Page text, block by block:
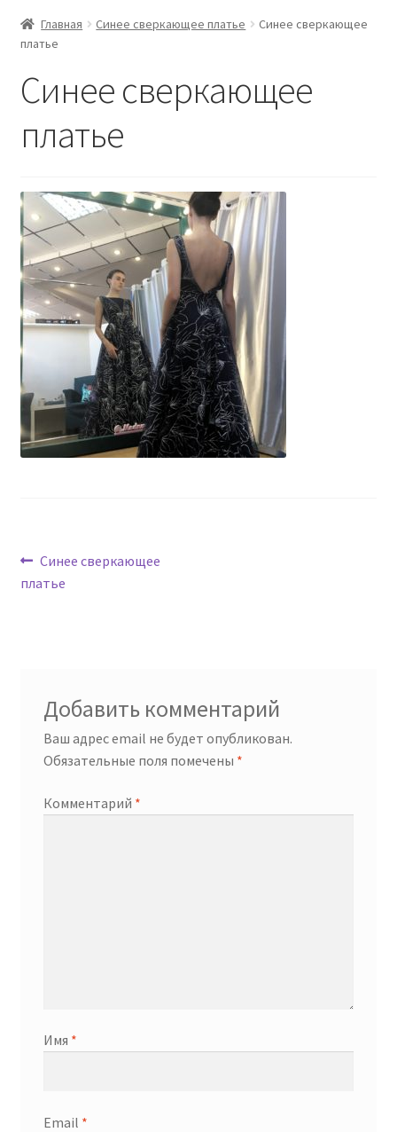
Главная Синее сверкающее платье
Синее сверкающее
платье
Синее сверкающее
платье
Навигация
по
Предыдущая
запись:
Синее сверкающее
платье
Добавить комментарий
Ваш адрес email не будет опубликован.
Обязательные поля помечены *
Комментарий *
Имя *
Email *